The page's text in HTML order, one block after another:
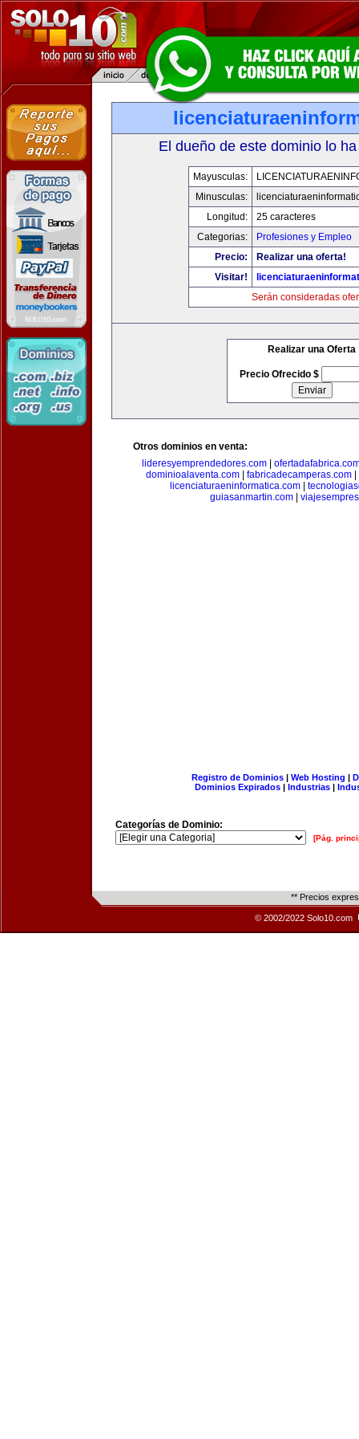
El dueño de este dominio lo
Mayusculas:
Minusculas:
Longitud:
25 caracteres
Categorias:
Profesiones y Empleo
Precio:
Realizar una oferta!
Visitar!
Serán consideradas
Realizar una Oferta
Precio Ofrecido $
Otros dominios en venta:
lideresyemprendedores.com
dominioalaventa.com
fabricadecamperas.com
licenciaturaeninformatica.com|
guiasanmartin.com|
Registro de Dominios| Web Hosting |
Dominios Expirados | Industrias |
Categorías de Dominio:
[Pág.
** Precios
© 2002/2022 Solo10.com